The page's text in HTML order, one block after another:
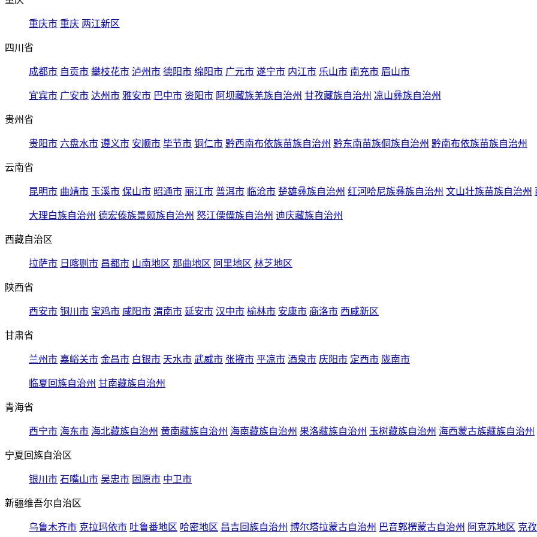
重庆市 重庆 两江新区
四川省
成都市 自贡市 攀枝花市 泸州市 德阳市 绵阳市 广元市 遂宁市 内江市 乐山市 南充市 眉山市
宜宾市 广安市 达州市 雅安市 巴中市 资阳市 阿坝藏族羌族自治州 甘孜藏族自治州 凉山彝族自治州
贵州省
贵阳市 六盘水市 遵义市 安顺市 毕节市 铜仁市 黔西南布依族苗族自治州 黔东南苗族侗族自治州 黔南布依族苗族自治州
云南省
昆明市 曲靖市 玉溪市 保山市 昭通市 丽江市 普洱市 临沧市 楚雄彝族自治州 红河哈尼族彝族自治州 文山壮族苗族自治州
大理白族自治州 德宏傣族景颇族自治州 怒江傈僳族自治州 迪庆藏族自治州
西藏自治区
拉萨市 日喀则市 昌都市 山南地区 那曲地区 阿里地区 林芝地区
陕西省
西安市 铜川市 宝鸡市 咸阳市 渭南市 延安市 汉中市 榆林市 安康市 商洛市 西咸新区
甘肃省
兰州市 嘉峪关市 金昌市 白银市 天水市 武威市 张掖市 平凉市 酒泉市 庆阳市 定西市 陇南市
临夏回族自治州 甘南藏族自治州
青海省
西宁市 海东市 海北藏族自治州 黄南藏族自治州 海南藏族自治州 果洛藏族自治州 玉树藏族自治州 海西蒙古族藏族自治州
宁夏回族自治区
银川市 石嘴山市 吴忠市 固原市 中卫市
新疆维吾尔自治区
乌鲁木齐市 克拉玛依市 吐鲁番地区 哈密地区 昌吉回族自治州 博尔塔拉蒙古自治州 巴音郭楞蒙古自治州 阿克苏地区 克